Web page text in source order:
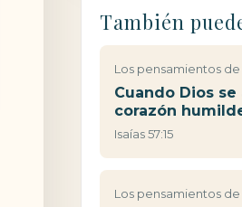
También
Los pensamientos
Cuando Dios se
corazón
Isaías 57:15
Los pensamientos